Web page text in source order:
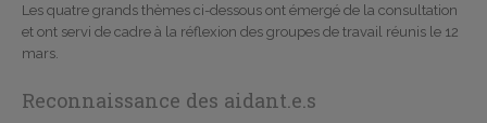
Les quatre grands thèmes ci-dessous ont émergé de la consultation
et ont servi de cadre à la réflexion des groupes de travail réunis le 12
mars.
Reconnaissance des aidant.e.s